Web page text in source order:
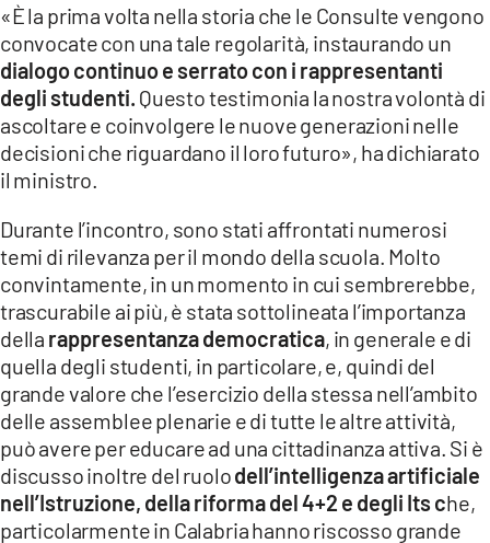
LACAPITALENEWS.IT
App
ANDROID
«È la prima volta nella storia che le Consulte vengono
convocate con una tale regolarità, instaurando un
dialogo continuo e serrato con i rappresentanti
degli studenti. Questo testimonia la nostra volontà di
ascoltare e coinvolgere le nuove generazioni nelle
decisioni che riguardano il loro futuro», ha dichiarato
il ministro.
Durante l’incontro, sono stati affrontati numerosi
temi di rilevanza per il mondo della scuola. Molto
convintamente, in un momento in cui sembrerebbe,
trascurabile ai più, è stata sottolineata l’importanza
della rappresentanza democratica, in generale e di
quella degli studenti, in particolare, e, quindi del
grande valore che l’esercizio della stessa nell’ambito
delle assemblee plenarie e di tutte le altre attività,
può avere per educare ad una cittadinanza attiva. Si è
discusso inoltre del ruolodell’intelligenza artificiale
nell’Istruzione, della riforma del 4+2 e degli Its che,
particolarmente in Calabria hanno riscosso grande